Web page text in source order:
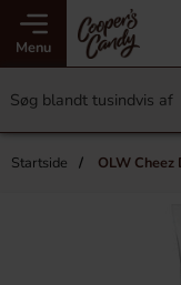
Menu
Startside OLW